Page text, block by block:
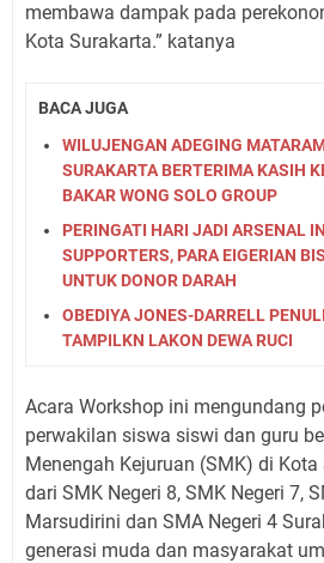
membawa dampak pada
Kota Surakarta.” katanya
BACA JUGA
WILUJENGAN ADEGING
SURAKARTA BERTERIMA KASIH
BAKAR WONG SOLO GROUP
PERINGATI HARI JADI ARSENAL
SUPPORTERS, PARA EIGERIAN
UNTUK DONOR DARAH
OBEDIYA JONES-DARRELL
TAMPILKN LAKON DEWA RUCI
Acara Workshop ini mengundang
perwakilan siswa siswi dan guru
Menengah Kejuruan (SMK) di
dari SMK Negeri 8, SMK Negeri 7,
Marsudirini dan SMA Negeri 4
generasi muda dan masyarakat